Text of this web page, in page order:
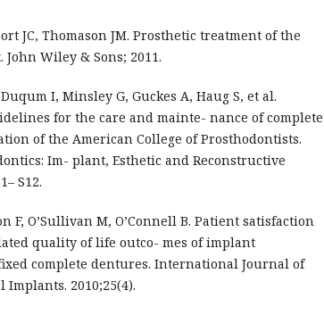
JC, Thomason JM. Prosthetic treatment of the
Wiley & Sons; 2011.
I, Minsley G, Guckes A, Haug S, et al.
for the care and mainte- nance of complete
of the American College of Prosthodontists.
Im- plant, Esthetic and Reconstructive
S12.
F, O’Sullivan M, O’Connell B. Patient satisfaction
quality of life outco- mes of implant
complete dentures. International Journal of
2010;25(4).